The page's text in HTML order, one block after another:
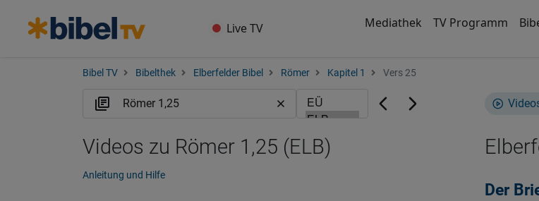
Live TV Mediathek TV Programm
Bibel TV Bibelthek Elberfelder Bibel Römer Kapitel 1 Vers 25
Der
Videos zu Römer 1,25 (ELB)
Anleitung und Hilfe